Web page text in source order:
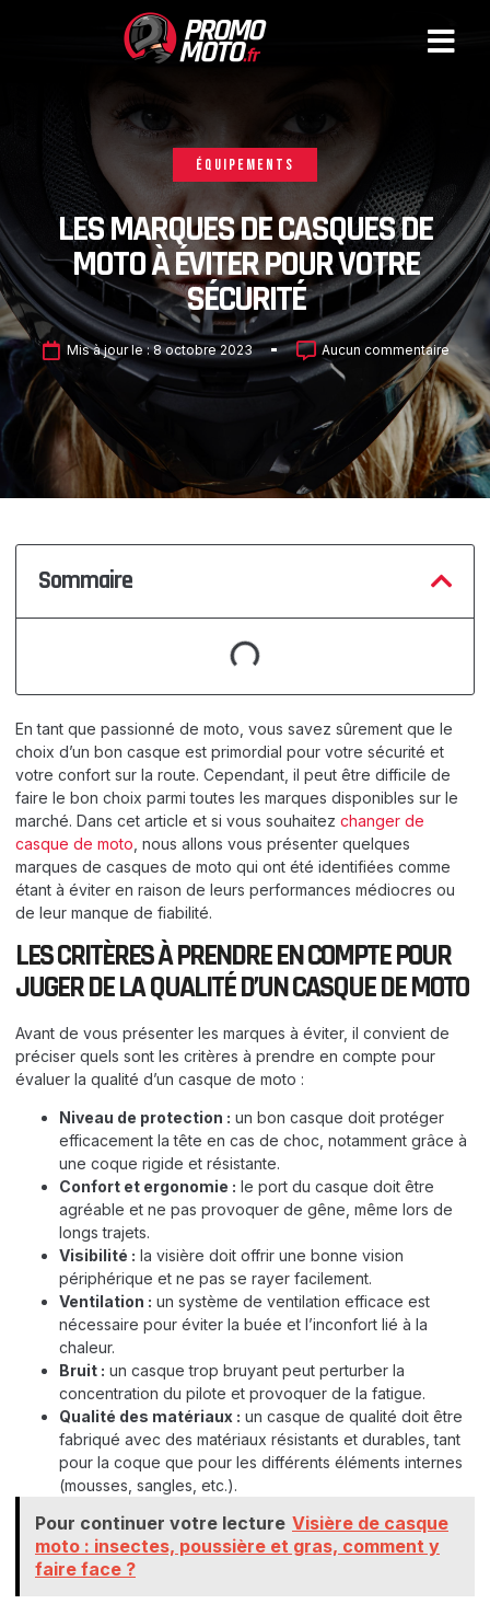
ÉQUIPEMENTS
LES MARQUES DE CASQUES DE
MOTO À ÉVITER POUR VOTRE
SÉCURITÉ
Mis à jour le :8 octobre 2023 Aucun commentaire
Sommaire
En tant que passionné de moto, vous savez sûrement que le
choix d’un bon casque est primordial pour votre sécurité et
votre confort sur la route. Cependant, il peut être difficile de
faire le bon choix parmi toutes les marques disponibles sur le
marché. Dans cet article et si vous souhaitez changer de
casque de moto , nous allons vous présenter quelques
marques de casques de moto qui ont été identifiées comme
étant à éviter en raison de leurs performances médiocres ou
de leur manque de fiabilité.
LES CRITÈRES À PRENDRE EN COMPTE POUR
JUGER DE LA QUALITÉ D’UN CASQUE DE MOTO
Avant de vous présenter les marques à éviter, il convient de
préciser quels sont les critères à prendre en compte pour
évaluer la qualité d’un casque de moto :
Niveau de protection : un bon casque doit protéger
efficacement la tête en cas de choc, notamment grâce à
une coque rigide et résistante.
Confort et ergonomie : le port du casque doit être
agréable et ne pas provoquer de gêne, même lors de
longs trajets.
Visibilité : la visière doit offrir une bonne vision
périphérique et ne pas se rayer facilement.
Ventilation : un système de ventilation efficace est
nécessaire pour éviter la buée et l’inconfort lié à la
chaleur.
Bruit : un casque trop bruyant peut perturber la
concentration du pilote et provoquer de la fatigue.
Qualité des matériaux : un casque de qualité doit être
fabriqué avec des matériaux résistants et durables, tant
pour la coque que pour les différents éléments internes
(mousses, sangles, etc.).
Pour continuer votre lecture Visière de casque
moto : insectes, poussière et gras, comment y
faire face ?